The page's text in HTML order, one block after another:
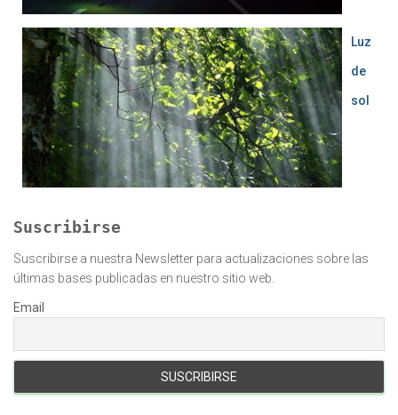
Luz
de
sol
Suscribirse
Suscribirse a nuestra Newsletter para actualizaciones sobre las
últimas bases publicadas en nuestro sitio web.
Email